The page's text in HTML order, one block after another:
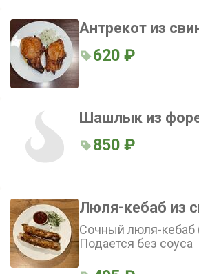
Антрекот из
620 ₽
Шашлык из
850 ₽
Люля-кебаб из
Сочный люля-кебаб
Подается без соуса